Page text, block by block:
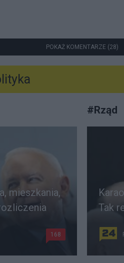
POKAŻ KOMENTARZE (28)
mieszkania,
168
#Rząd
Tak